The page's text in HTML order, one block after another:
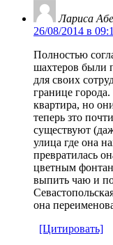
Лариса
26/08/2014 в
Полностью
шахтеров были
для своих
границе
квартира, но
теперь зто
существуют
улица где она
превратилась
цветным
выпить чаю и
она
[Цитировать]